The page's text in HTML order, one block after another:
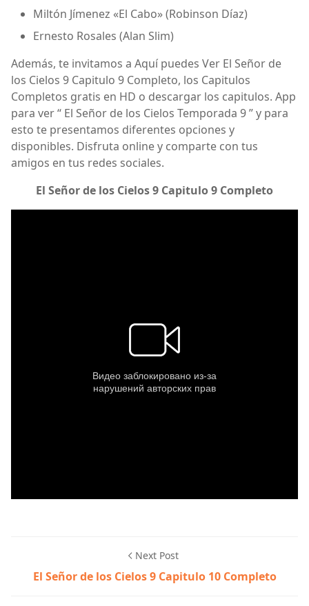
Miltón Jímenez «El Cabo» (Robinson Díaz)
Ernesto Rosales (Alan Slim)
Además, te invitamos a Aquí puedes Ver El Señor de
los Cielos 9 Capitulo 9 Completo, los Capitulos
Completos gratis en HD o descargar los capitulos. App
para ver “ El Señor de los Cielos Temporada 9 ” y para
esto te presentamos diferentes opciones y
disponibles. Disfruta online y comparte con tus
amigos en tus redes sociales.
El Señor de los Cielos 9 Capitulo 9 Completo
Next Post
El Señor de los Cielos 9 Capitulo 10 Completo